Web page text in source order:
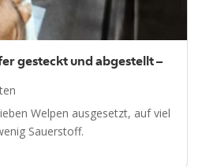
gesteckt und abgestellt –
Welpen ausgesetzt, auf viel
Sauerstoff.